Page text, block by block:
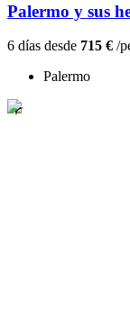
Palermo y sus
6 días desde 715 € /
Palermo